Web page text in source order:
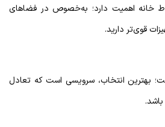
خانه اهمیت دارد؛ به‌خصوص در فضاهای
قوی‌تر دارید.
بهترین انتخاب، سرویسی است که تعادل